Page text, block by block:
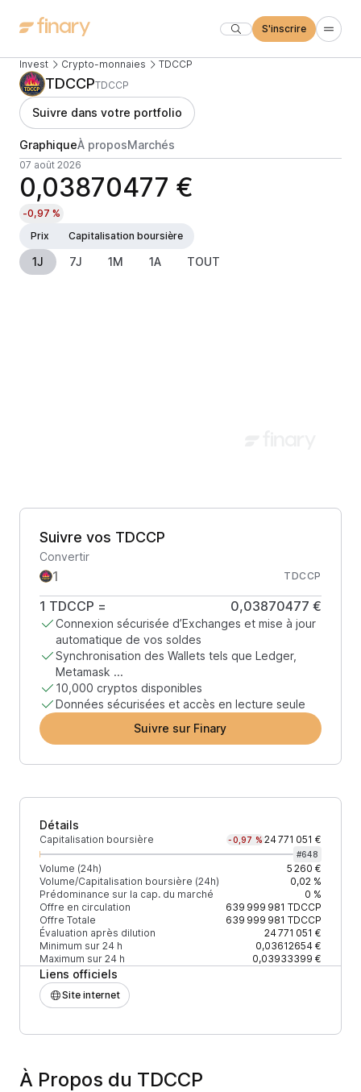
S'inscrire
Invest Crypto-monnaies TDCCP
TDCCPTDCCP
Suivre dans votre portfolio
GraphiqueÀ proposMarchés
07 août 2026
0,03870477 €
-0,97 %
Prix
Capitalisation boursière
1J 7J 1M 1A TOUT
Suivre vos TDCCP
Convertir
TDCCP
1 TDCCP = 0,03870477 €
Connexion sécurisée d’Exchanges et mise à jour
automatique de vos soldes
Synchronisation des Wallets tels que Ledger,
Metamask ...
10,000 cryptos disponibles
Données sécurisées et accès en lecture seule
Suivre sur Finary
Détails
Capitalisation boursière -0,97 % 24 771 051 €
#648
Volume (24h)
5 260 €
Volume/Capitalisation boursière (24h)
0,02 %
Prédominance sur la cap. du marché
0 %
Offre en circulation
639 999 981 TDCCP
Offre Totale
639 999 981 TDCCP
Évaluation après dilution
24 771 051 €
Minimum sur 24 h
0,03612654 €
Maximum sur 24 h
0,03933399 €
Liens officiels
Site internet
À Propos du TDCCP